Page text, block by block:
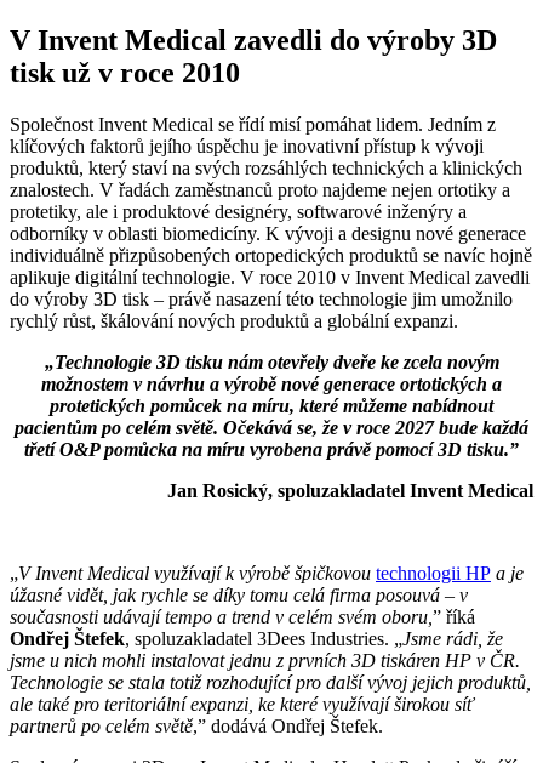
V Invent Medical zavedli do výroby 3D
tisk už v roce 2010
Společnost Invent Medical se řídí misí pomáhat lidem. Jedním z
klíčových faktorů jejího úspěchu je inovativní přístup k vývoji
produktů, který staví na svých rozsáhlých technických a klinických
znalostech. V řadách zaměstnanců proto najdeme nejen ortotiky a
protetiky, ale i produktové designéry, softwarové inženýry a
odborníky v oblasti biomedicíny. K vývoji a designu nové generace
individuálně přizpůsobených ortopedických produktů se navíc hojně
aplikuje digitální technologie. V roce 2010 v Invent Medical zavedli
do výroby 3D tisk – právě nasazení této technologie jim umožnilo
rychlý růst, škálování nových produktů a globální expanzi.
„Technologie 3D tisku nám otevřely dveře ke zcela novým
možnostem v návrhu a výrobě nové generace ortotických a
protetických pomůcek na míru, které můžeme nabídnout
pacientům po celém světě. Očekává se, že v roce 2027 bude každá
třetí O&P pomůcka na míru vyrobena právě pomocí 3D tisku.”
Jan Rosický, spoluzakladatel Invent Medical
„V Invent Medical využívají k výrobě špičkovou technologii HP a je
úžasné vidět, jak rychle se díky tomu celá firma posouvá – v
současnosti udávají tempo a trend v celém svém oboru, ” říká
Ondřej Štefek, spoluzakladatel 3Dees Industries. „Jsme rádi, že
jsme u nich mohli instalovat jednu z prvních 3D tiskáren HP v ČR.
Technologie se stala totiž rozhodující pro další vývoj jejich produktů,
ale také pro teritoriální expanzi, ke které využívají širokou síť
partnerů po celém světě,” dodává Ondřej Štefek.